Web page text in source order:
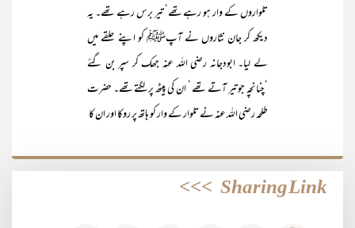
تلواروں کے وار ہو رہے تھے‘ تیر برس رہے تھے۔ یہ
دیکھ کر جان نثاروں نے آپﷺ کو اپنے حلقے میں
لے لیا۔ ابودجانہ رضی اللہ عنہ جھک کر سپر بن گئے
‘چنانچہ جو تیر آتے تھے ‘ ان کی پیٹھ پر لگتے تھے۔ حضرت
طلحہ رضی اللہ عنہ نے تلوار کے وار کو ہاتھ پر روکا اور ان کا
Sharing Link
>>>